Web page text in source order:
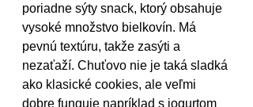
poriadne sýty snack, ktorý obsahuje
vysoké množstvo bielkovín. Má
pevnú textúru, takže zasýti a
nezaťaží. Chuťovo nie je taká sladká
ako klasické cookies, ale veľmi
dobre funguje napríklad s jogurtom